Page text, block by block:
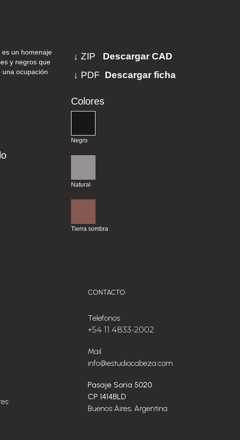
es un homenaje
y negros que
ocupación
↓ ZIP Descargar CAD
↓ PDF Descargar ficha
Colores
Negro
Natural
Tierra sombra
CONTACTO
Telefonos
+54 11 4833-2002
Mail
info@estudiocabeza.com
Pasaje Soria 5020
CP 1414BLD
Buenos Aires, Argentina